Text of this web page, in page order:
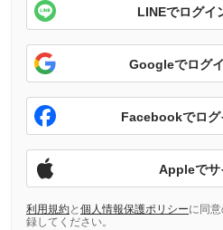
LINEでログイ
Googleでログ
Facebookでログ
Appleでサ
利用規約と個人情報保護ポリシーに同
録してください。